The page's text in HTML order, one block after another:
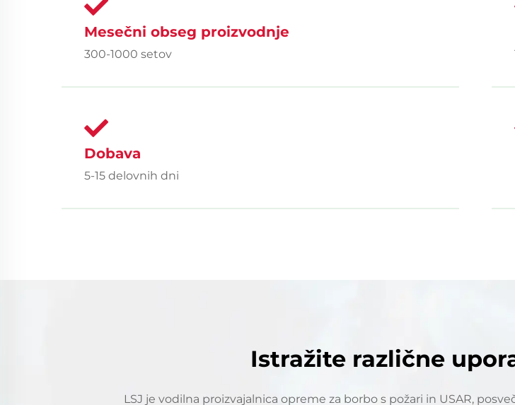
Mesečni obseg proizvodnje
300-1000 setov
Dobava
5-15 delovnih dni
Istražite različne
LSJ je vodilna proizvajalnica opreme za borbo s požari in USAR,